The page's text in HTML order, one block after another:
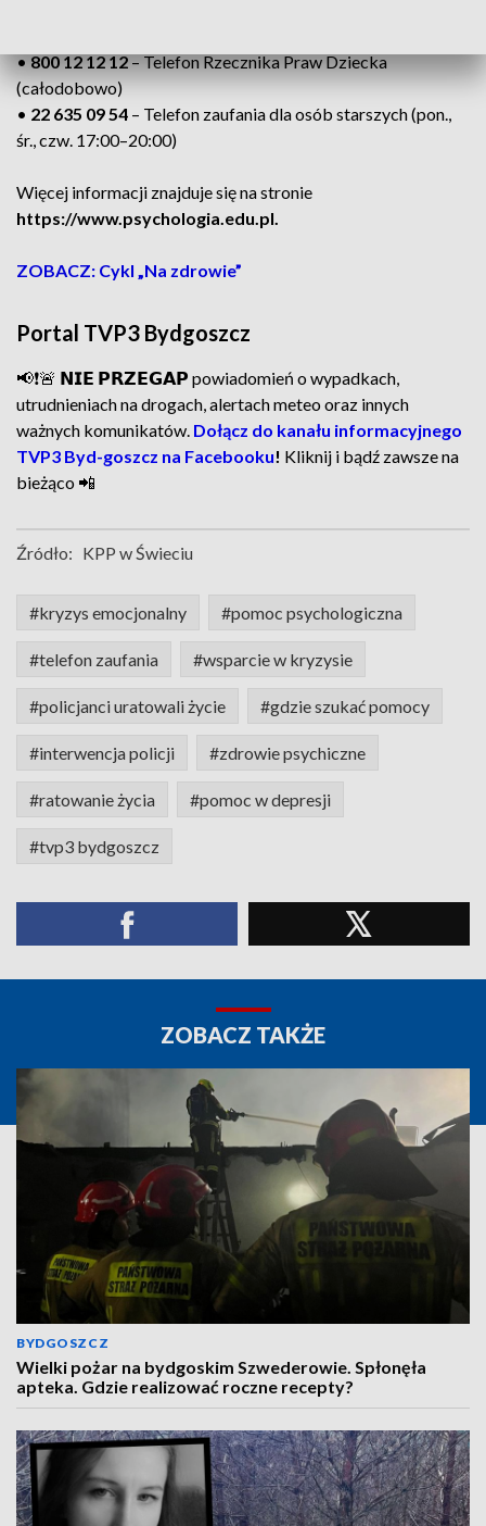
•800 12 12 12– Telefon Rzecznika Praw Dziecka
(całodobowo)
• 22 635 09 54 – Telefon zaufania dla osób starszych (pon.,
śr., czw. 17:00–20:00)
Więcej informacji znajduje się na stronie
https://www.psychologia.edu.pl.
ZOBACZ: Cykl „Na zdrowie”
Portal TVP3 Bydgoszcz
📢❗🚨 𝗡𝗜𝗘 𝗣𝗥𝗭𝗘𝗚𝗔𝗣 powiadomień o wypadkach,
utrudnieniach na drogach, alertach meteo oraz innych
ważnych komunikatów. Dołącz do kanału informacyjnego
TVP3 Byd-goszcz na Facebooku! Kliknij i bądź zawsze na
bieżąco 📲
Źródło: KPP w Świeciu
#kryzys emocjonalny #pomoc psychologiczna
#telefon zaufania #wsparcie w kryzysie
#policjanci uratowali życie #gdzie szukać pomocy
#interwencja policji #zdrowie psychiczne
#ratowanie życia #pomoc w depresji
#tvp3 bydgoszcz
ZOBACZ TAKŻE
BYDGOSZCZ
Wielki pożar na bydgoskim Szwederowie. Spłonęła
apteka. Gdzie realizować roczne recepty?